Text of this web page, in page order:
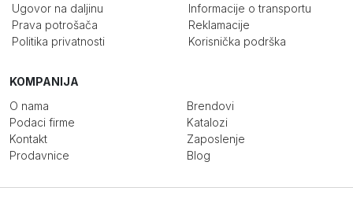
Ugovor na daljinu
Prava potrošača
Politika privatnosti
Informacije o transportu
Reklamacije
Korisnička podrška
KOMPANIJA
O nama
Podaci firme
Kontakt
Prodavnice
Brendovi
Katalozi
Zaposlenje
Blog